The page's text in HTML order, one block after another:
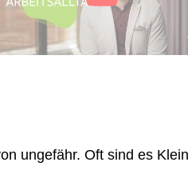
ungefähr. Oft sind es